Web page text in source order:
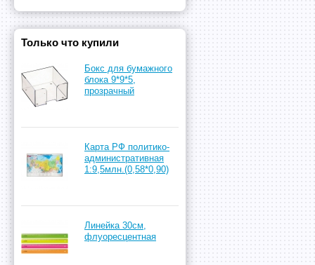
Только что купили
Бокс для бумажного
блока 9*9*5,
прозрачный
Карта РФ политико-
административная
1:9,5млн.(0,58*0,90)
Линейка 30см,
флуоресцентная